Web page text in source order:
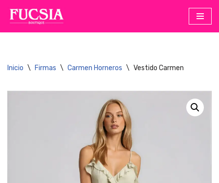
Saltar
Inicio \ Firmas \ Carmen Horneros \ Vestido Carmen